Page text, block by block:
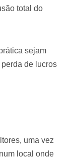
total do
sejam
de lucros
uma vez
local onde